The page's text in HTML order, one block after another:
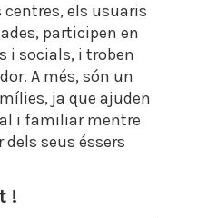
els usuaris
participen en
i socials, i troben
A més, són un
ja que ajuden
i familiar mentre
seus éssers
!